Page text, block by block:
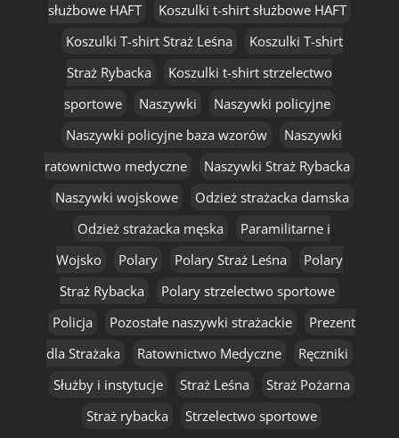
służbowe HAFT
Koszulki t-shirt służbowe HAFT
Koszulki T-shirt Straż Leśna
Koszulki T-shirt
Straż Rybacka
Koszulki t-shirt strzelectwo
sportowe
Naszywki
Naszywki policyjne
Naszywki policyjne baza wzorów
Naszywki
ratownictwo medyczne
Naszywki Straż Rybacka
Naszywki wojskowe
Odzież strażacka damska
Odzież strażacka męska
Paramilitarne i
Wojsko
Polary Polary Straż Leśna
Polary
Straż Rybacka
Polary strzelectwo sportowe
Policja
Pozostałe naszywki strażackie
Prezent
dla Strażaka
Ratownictwo Medyczne
Ręczniki
Służby i instytucje
Straż Leśna
Straż Pożarna
Straż rybacka
Strzelectwo sportowe